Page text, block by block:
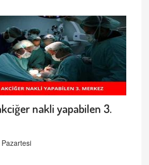
nakli yapabilen 3.